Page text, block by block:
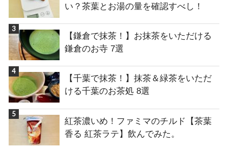
い？茶葉とお湯の量を確認すべし！
【鎌倉で抹茶！】お抹茶をいただける
鎌倉のお寺 7選
【千葉で抹茶！】抹茶＆緑茶をいただ
ける千葉のお茶処 8選
紅茶濃いめ！ファミマのチルド【茶葉
香る 紅茶ラテ】飲んでみた。